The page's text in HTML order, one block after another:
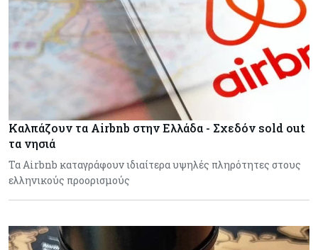
Καλπάζουν τα Airbnb στην Ελλάδα - Σχεδόν sold out
τα νησιά
Τα Airbnb καταγράφουν ιδιαίτερα υψηλές πληρότητες στους
ελληνικούς προορισμούς